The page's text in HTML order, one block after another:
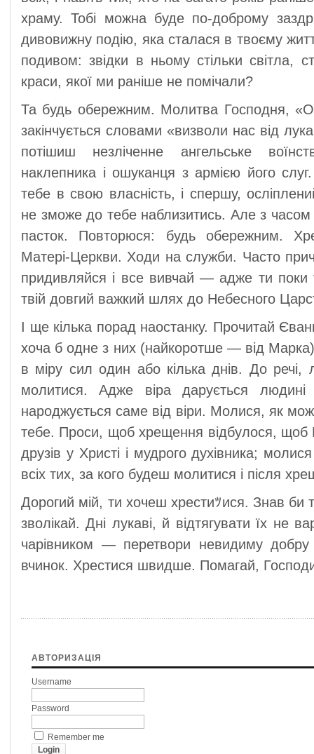
храму. Тобі можна буде по-доброму
дивовижну подію, яка сталася в твоєму
подивом: звідки в ньому стільки світла,
краси, якої ми раніше не помічали?
Та будь обережним. Молитва Господня,
закінчується словами «визволи нас від
потішиш незліченне ангельське
наклепника і ошуканця з армією його
тебе в свою власність, і спершу,
не зможе до тебе наблизитись. Але з часом
пасток. Повторюся: будь обережним.
Матері-Церкви. Ходи на служби. Часто
придивляйся і все вивчай — адже ти
твій довгий важкий шлях до Небесного
І ще кілька порад наостанку. Прочитай
хоча б одне з них (найкоротше — від
в міру сил один або кілька днів. До
молитися. Адже віра дарується
народжується саме від віри. Молися, як
тебе. Проси, щоб хрещення відбулося, щоб
друзів у Христі і мудрого духівника;
всіх тих, за кого будеш молитися і після
Дорогий мій, ти хочеш хрестиﾂися. Знав би
зволікай. Дні лукаві, й відтягувати їх не
чарівником — перетвори невидиму
вчинок. Хрестися швидше. Помагай,
АВТОРИЗАЦІЯ
Username
Password
Remember me